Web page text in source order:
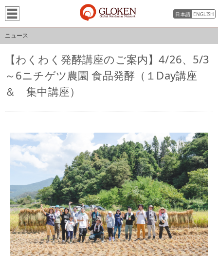
日本語 ENGLISH
ニュース
【わくわく発酵講座のご案内】4/26、5/3
～6ニチゲツ農園 食品発酵（１Day講座
＆ 集中講座）